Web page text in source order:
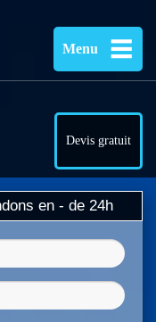
Menu
Devis gratuit
en - de 24h